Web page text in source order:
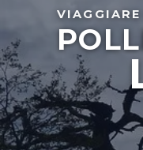
to
content
VIAGGIARE